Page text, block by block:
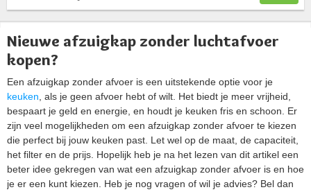
Nieuwe afzuigkap zonder luchtafvoer
kopen?
Een afzuigkap zonder afvoer is een uitstekende optie voor je
keuken, als je geen afvoer hebt of wilt. Het biedt je meer vrijheid,
bespaart je geld en energie, en houdt je keuken fris en schoon. Er
zijn veel mogelijkheden om een afzuigkap zonder afvoer te kiezen
die perfect bij jouw keuken past. Let wel op de maat, de capaciteit,
het filter en de prijs. Hopelijk heb je na het lezen van dit artikel een
beter idee gekregen van wat een afzuigkap zonder afvoer is en hoe
je er een kunt kiezen. Heb je nog vragen of wil je advies? Bel dan